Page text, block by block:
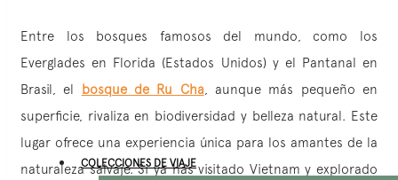
COLECCIONES DE VIAJE
Entre los bosques famosos del mundo, como los
Everglades en Florida (Estados Unidos) y el Pantanal en
Brasil, el bosque de Ru Cha, aunque más pequeño en
superficie, rivaliza en biodiversidad y belleza natural. Este
lugar ofrece una experiencia única para los amantes de la
naturaleza salvaje. Si ya has visitado Vietnam y explorado